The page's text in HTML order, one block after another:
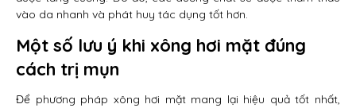
vào da nhanh và phát huy tác dụng tốt hơn.
Một số lưu ý khi xông hơi mặt đúng
cách trị mụn
Để phương pháp xông hơi mặt mang lại hiệu quả tốt nhất,